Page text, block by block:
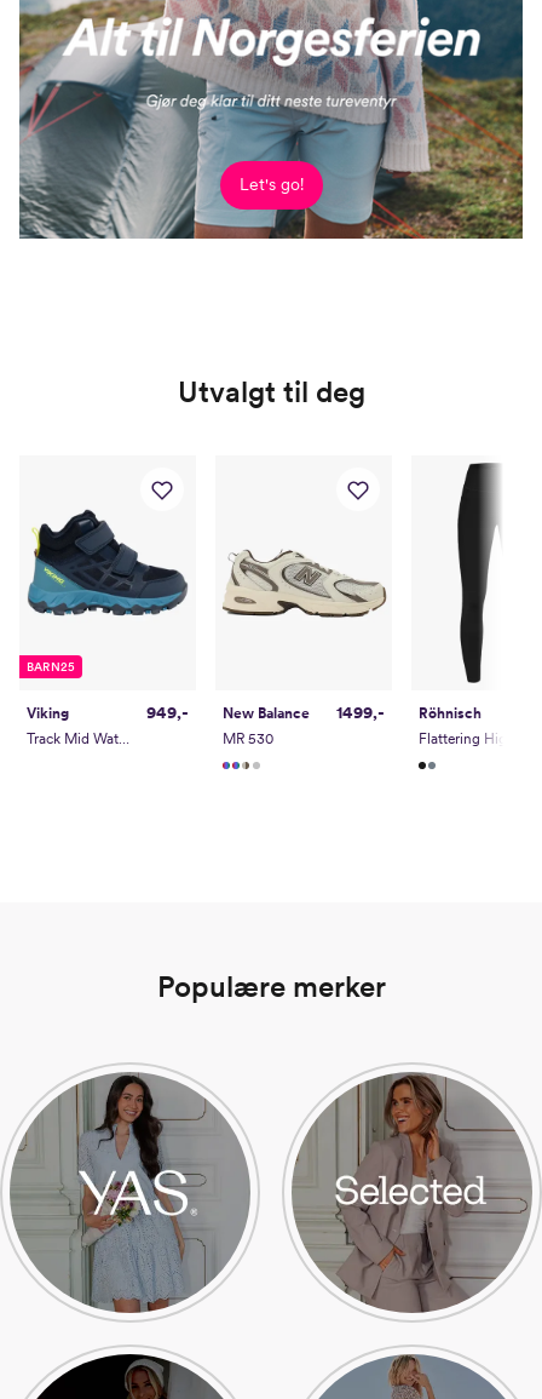
Let's go!
Utvalgt til deg
BARN25
Viking
Track Mid Waterproof 2V
949,-
New Balance
MR 530
1499,-
Röhnisch
Populære merker